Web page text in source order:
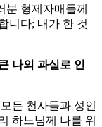
분 형제자매들께
니다; 내가 한 것
나의 과실로 인
든 천사들과 성인
하느님께 나를 위